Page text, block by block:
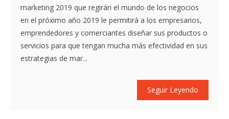
marketing 2019 que regirán el mundo de los negocios
en el próximo año 2019 le permitirá a los empresarios,
emprendedores y comerciantes diseñar sus productos o
servicios para que tengan mucha más efectividad en sus
estrategias de mar...
Seguir Leyendo